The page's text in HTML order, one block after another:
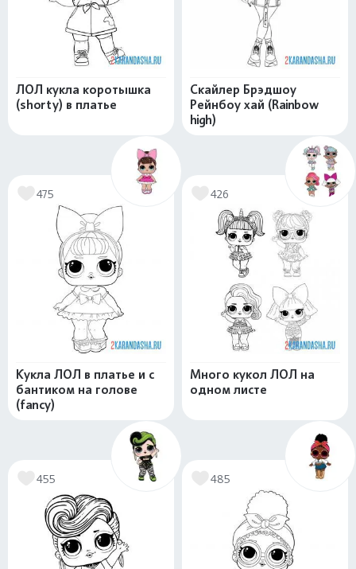
ЛОЛ кукла коротышка
(shorty) в платье
Скайлер Брэдшоу
Рейнбоу хай (Rainbow
high)
475
Кукла ЛОЛ в платье и с
бантиком на голове
(fancy)
426
Много кукол ЛОЛ на
одном листе
455 485